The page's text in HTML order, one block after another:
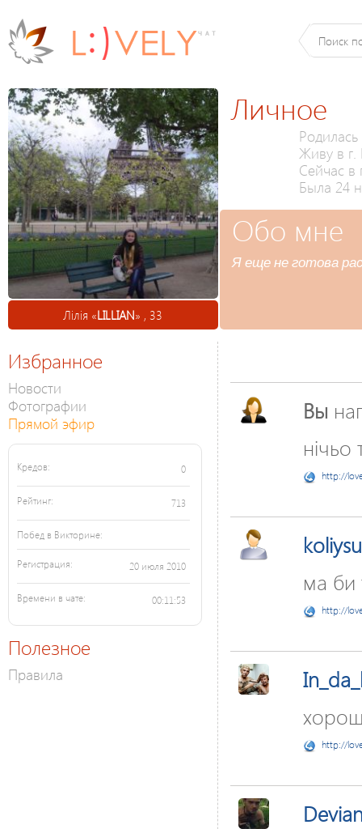
Лілія «LILLIAN» , 33
Личное
Родилась
Живу в г.
Сейчас в
Была 24
Обо мне
Я еще не готова
Избранное
Новости
Фотографии
Прямой эфир
Кредов: 0
Рейтинг: 713
Побед в Викторине:
Регистрация: 20 июля 2010
Времени в чате: 00:11:53
Полезное
Правила
Вы
нічьо
http://
ма би
http://
http://